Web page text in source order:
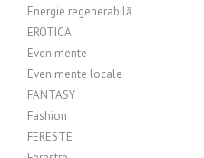
Energie regenerabilă
EROTICA
Evenimente
Evenimente locale
FANTASY
Fashion
FERESTE